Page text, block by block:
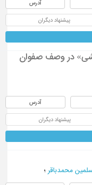
آدرس
پیشنهاد دیگران
در وصف صفوان
آدرس
پیشنهاد دیگران
محمدباقر؛